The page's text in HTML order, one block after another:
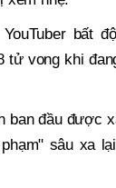
bất
tử vong khi
ban đầu được
sâu xa